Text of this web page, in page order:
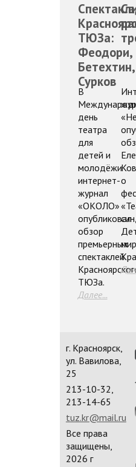
ТЮЗа:
Феодори,
Бетехтин,
Сурков
В
день
театра
для
детей и
молодёжи
интернет-
журнал
«ОКОЛО»
опубликовал
обзор
премьерных
спектаклей
ТЮЗа.
Далее...
о
г. Красноярск,
ул. Вавилова,
25
213-10-32,
213-14-65
tuz.kr@mail.ru
Все права
защищены,
2026 г